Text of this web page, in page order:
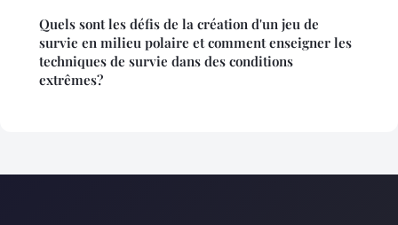
Quels sont les défis de la création d'un jeu de
survie en milieu polaire et comment enseigner les
techniques de survie dans des conditions
extrêmes?